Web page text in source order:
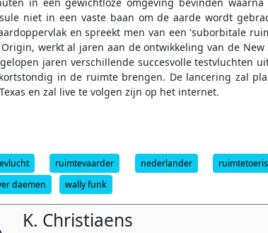
in een gewichtloze omgeving bevinden
niet in een vaste baan om de aarde wordt
en spreekt men van een 'suborbitale
Origin, werkt al jaren aan de ontwikkeling van de
jaren verschillende succesvolle testvluchten
in de ruimte brengen. De lancering zal
en zal live te volgen zijn op het internet.
ruimtevaarder nederlander
daemen wally funk
K. Christiaens